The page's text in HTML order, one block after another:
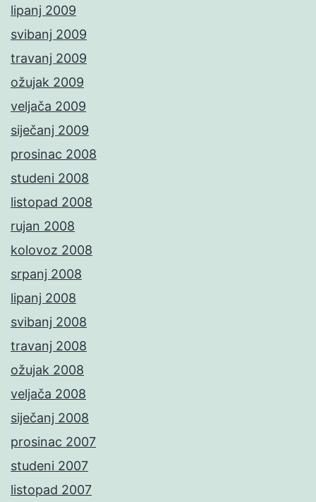
lipanj 2009
svibanj 2009
travanj 2009
ožujak 2009
veljača 2009
siječanj 2009
prosinac 2008
studeni 2008
listopad 2008
rujan 2008
kolovoz 2008
srpanj 2008
lipanj 2008
svibanj 2008
travanj 2008
ožujak 2008
veljača 2008
siječanj 2008
prosinac 2007
studeni 2007
listopad 2007